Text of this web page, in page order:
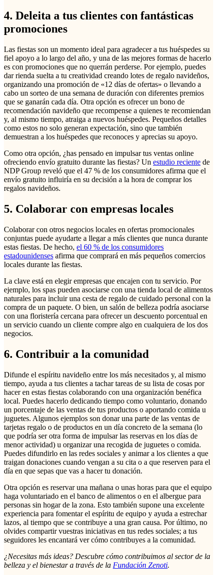
4. Deleita a tus clientes con fantásticas
promociones
Las fiestas son un momento ideal para agradecer a tus huéspedes su
fiel apoyo a lo largo del año, y una de las mejores formas de hacerlo
es con promociones que no querrán perderse. Por ejemplo, puedes
dar rienda suelta a tu creatividad creando lotes de regalo navideños,
organizando una promoción de «12 días de ofertas» o llevando a
cabo un sorteo de una semana de duración con diferentes premios
que se ganarán cada día. Otra opción es ofrecer un bono de
recomendación navideño que recompense a quienes te recomiendan
y, al mismo tiempo, atraiga a nuevos huéspedes. Pequeños detalles
como estos no solo generan expectación, sino que también
demuestran a los huéspedes que reconoces y aprecias su apoyo.
Como otra opción, ¿has pensado en impulsar tus ventas online
ofreciendo envío gratuito durante las fiestas? Un estudio reciente de
NDP Group reveló que el 47 % de los consumidores afirma que el
envío gratuito influiría en su decisión a la hora de comprar los
regalos navideños.
5. Colaborar con empresas locales
Colaborar con otros negocios locales en ofertas promocionales
conjuntas puede ayudarte a llegar a más clientes que nunca durante
estas fiestas. De hecho, el 60 % de los consumidores
estadounidenses afirma que comprará en más pequeños comercios
locales durante las fiestas.
La clave está en elegir empresas que encajen con tu servicio. Por
ejemplo, los spas pueden asociarse con una tienda local de alimentos
naturales para incluir una cesta de regalo de cuidado personal con la
compra de un paquete. O bien, un salón de belleza podría asociarse
con una floristería cercana para ofrecer un descuento porcentual en
un servicio cuando un cliente compre algo en cualquiera de los dos
negocios.
6. Contribuir a la comunidad
Difunde el espíritu navideño entre los más necesitados y, al mismo
tiempo, ayuda a tus clientes a tachar tareas de su lista de cosas por
hacer en estas fiestas colaborando con una organización benéfica
local. Puedes hacerlo dedicando tiempo como voluntario, donando
un porcentaje de las ventas de tus productos o aportando comida u
juguetes. Algunos ejemplos son donar una parte de las ventas de
tarjetas regalo o de productos en un día concreto de la semana (lo
que podría ser otra forma de impulsar las reservas en los días de
menor actividad) u organizar una recogida de juguetes o comida.
Puedes difundirlo en las redes sociales y animar a los clientes a que
traigan donaciones cuando vengan a su cita o a que reserven para el
día en que sepas que vas a hacer tu donación.
Otra opción es reservar una mañana o unas horas para que el equipo
haga voluntariado en el banco de alimentos o en el albergue para
personas sin hogar de la zona. Esto también supone una excelente
experiencia para fomentar el espíritu de equipo y ayuda a estrechar
lazos, al tiempo que se contribuye a una gran causa. Por último, no
olvides compartir vuestras iniciativas en tus redes sociales; a tus
seguidores les encantará ver cómo contribuyes a la comunidad.
¿Necesitas más ideas? Descubre cómo contribuimos al sector de la
belleza y el bienestar a través de la Fundación Zenoti.